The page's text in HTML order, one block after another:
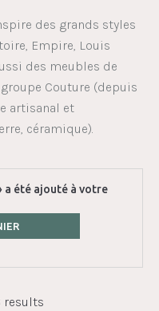
des grands styles
Empire, Louis
des meubles de
Couture (depuis
artisanal et
céramique).
a été ajouté à votre
results